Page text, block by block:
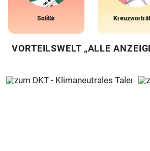
Solitär
VORTEILSWELT „ALLE